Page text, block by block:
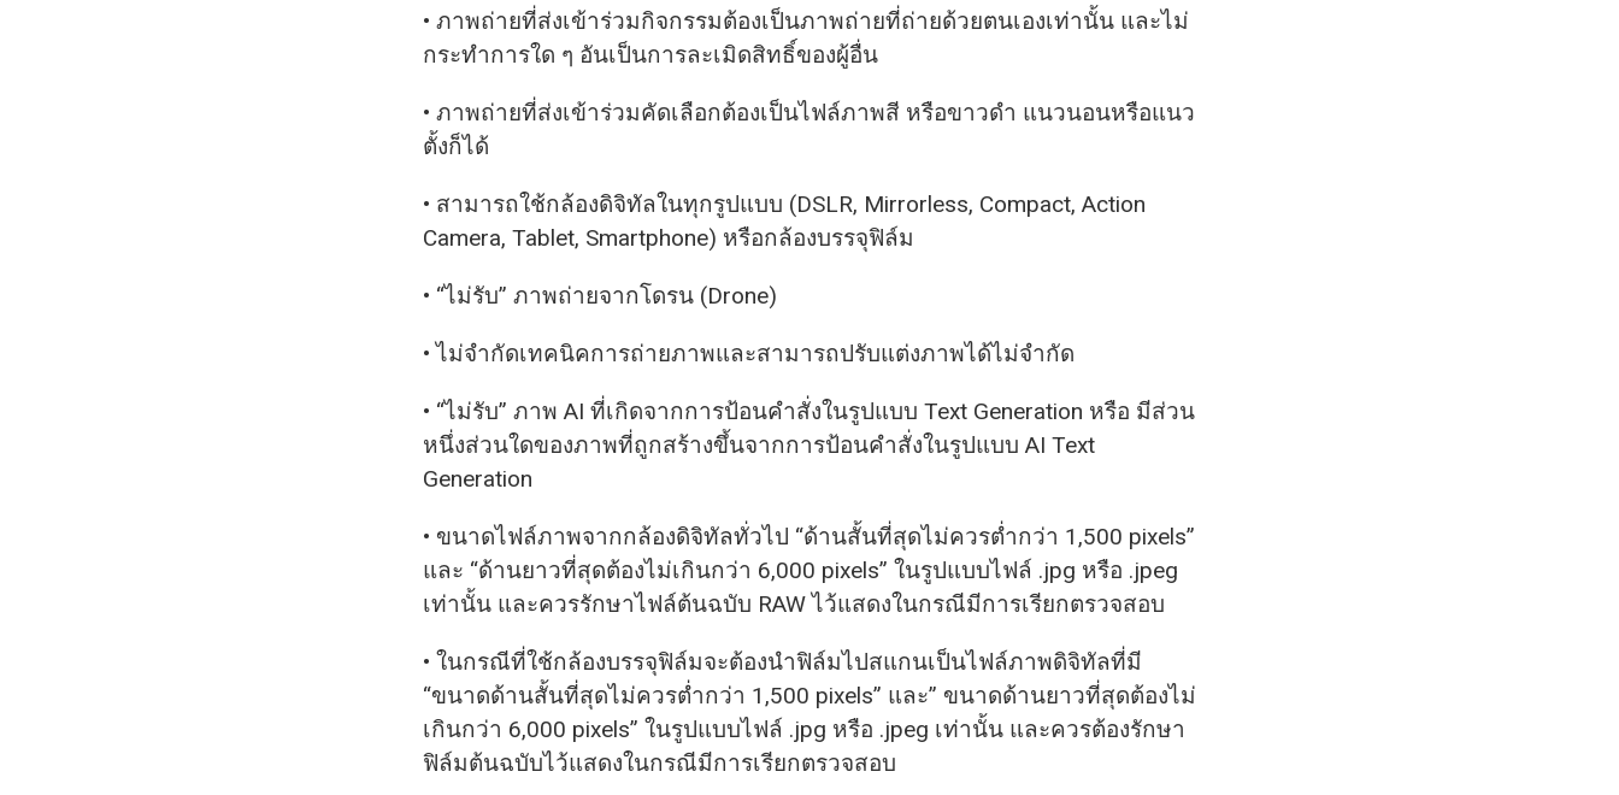
• ภาพถ่ายที่ส่งเข้าร่วมกิจกรรมต้องเป็นภาพถ่ายที่ถ่ายด้วยตนเองเท่านั้น และไม่
กระทำการใด ๆ อันเป็นการละเมิดสิทธิ์ของผู้อื่น
• ภาพถ่ายที่ส่งเข้าร่วมคัดเลือกต้องเป็นไฟล์ภาพสี หรือขาวดำ แนวนอนหรือแนว
ตั้งก็ได้
• สามารถใช้กล้องดิจิทัลในทุกรูปแบบ (DSLR, Mirrorless, Compact, Action
Camera, Tablet, Smartphone) หรือกล้องบรรจุฟิล์ม
• “ไม่รับ” ภาพถ่ายจากโดรน (Drone)
• ไม่จำกัดเทคนิคการถ่ายภาพและสามารถปรับแต่งภาพได้ไม่จำกัด
• “ไม่รับ” ภาพ AI ที่เกิดจากการป้อนคำสั่งในรูปแบบ Text Generation หรือ มีส่วน
หนึ่งส่วนใดของภาพที่ถูกสร้างขึ้นจากการป้อนคำสั่งในรูปแบบ AI Text
Generation
• ขนาดไฟล์ภาพจากกล้องดิจิทัลทั่วไป “ด้านสั้นที่สุดไม่ควรต่ำกว่า 1,500 pixels”
และ “ด้านยาวที่สุดต้องไม่เกินกว่า 6,000 pixels” ในรูปแบบไฟล์ .jpg หรือ .jpeg
เท่านั้น และควรรักษาไฟล์ต้นฉบับ RAW ไว้แสดงในกรณีมีการเรียกตรวจสอบ
• ในกรณีที่ใช้กล้องบรรจุฟิล์มจะต้องนำฟิล์มไปสแกนเป็นไฟล์ภาพดิจิทัลที่มี
“ขนาดด้านสั้นที่สุดไม่ควรต่ำกว่า 1,500 pixels” และ” ขนาดด้านยาวที่สุดต้องไม่
เกินกว่า 6,000 pixels” ในรูปแบบไฟล์ .jpg หรือ .jpeg เท่านั้น และควรต้องรักษา
ฟิล์มต้นฉบับไว้แสดงในกรณีมีการเรียกตรวจสอบ